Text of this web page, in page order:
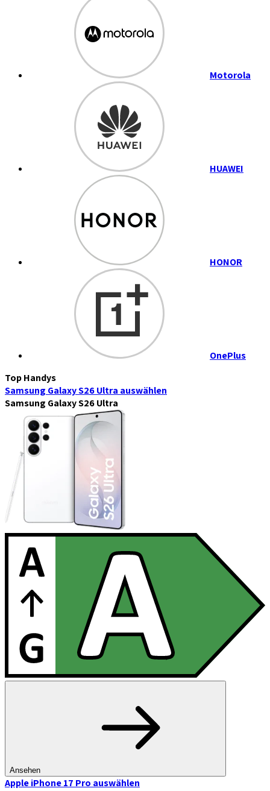
Motorola
HUAWEI
HONOR
OnePlus
Top Handys
Samsung Galaxy S26 Ultra auswählen
Samsung Galaxy S26 Ultra
Ansehen
Apple iPhone 17 Pro auswählen